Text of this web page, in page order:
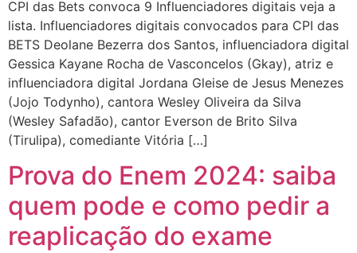
CPI das Bets convoca 9 Influenciadores digitais veja a
lista. Influenciadores digitais convocados para CPI das
BETS Deolane Bezerra dos Santos, influenciadora digital
Gessica Kayane Rocha de Vasconcelos (Gkay), atriz e
influenciadora digital Jordana Gleise de Jesus Menezes
(Jojo Todynho), cantora Wesley Oliveira da Silva
(Wesley Safadão), cantor Everson de Brito Silva
(Tirulipa), comediante Vitória […]
Prova do Enem 2024: saiba
quem pode e como pedir a
reaplicação do exame